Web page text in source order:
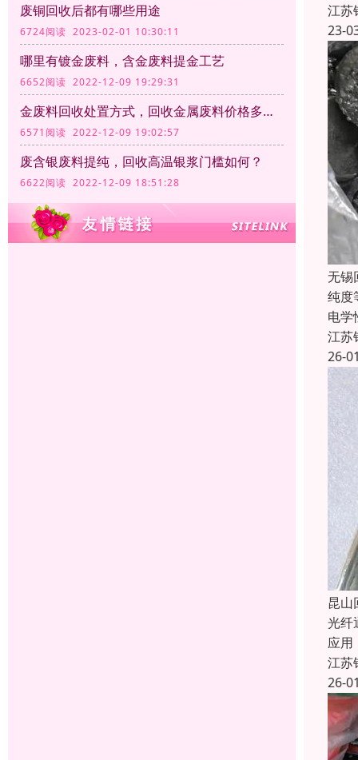
废铜回收后都有哪些用途
6724阅读 2023-02-01 10:30:11
哪里有镀金废料，含金废料提金工艺
6652阅读 2022-12-09 19:29:31
金废料回收处置方式，回收金属废料价格多少钱一公斤？
6571阅读 2022-12-09 19:02:57
废含银废料提纯，回收高温银浆门槛如何？
6622阅读 2022-12-09 18:51:28
江苏
23-
无锡
纯度
电学
江苏
26-
昆山
光纤
应用
江苏
26-